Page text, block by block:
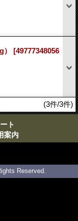
） [49777348056
(3件/3件)
ト
案内
Reserved.